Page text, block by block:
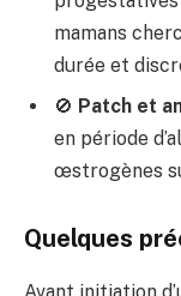
mamans
durée et
🚫 Patch et
en période
œstrogènes
Quelques
Avant initiation